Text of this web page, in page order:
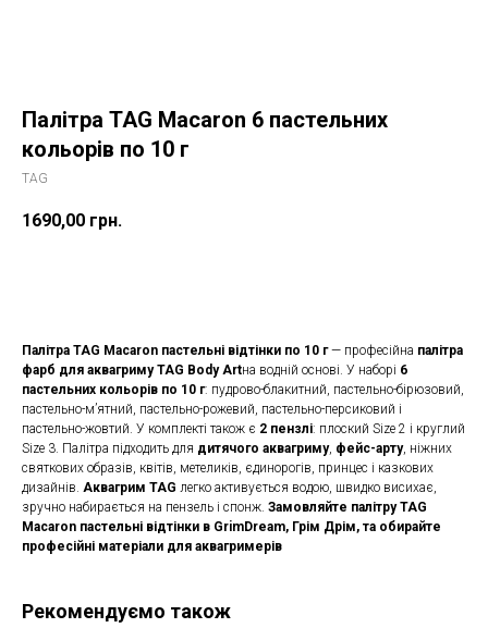
Палітра TAG Macaron 6 пастельних
кольорів по 10 г
TAG
1690,00 грн.
Палітра TAG Macaron пастельні відтінки по 10 г— професійна палітра
фарб для аквагриму TAG Body Artна водній основі. У наборі 6
пастельних кольорів по 10 г: пудрово-блакитний, пастельно-бірюзовий,
пастельно-м’ятний, пастельно-рожевий, пастельно-персиковий і
пастельно-жовтий. У комплекті також є 2 пензлі: плоский Size 2 і круглий
Size 3. Палітра підходить для дитячого аквагриму, фейс-арту, ніжних
святкових образів, квітів, метеликів, єдинорогів, принцес і казкових
дизайнів. Аквагрим TAG легко активується водою, швидко висихає,
зручно набирається на пензель і спонж. Замовляйте палітру TAG
Macaron пастельні відтінки в GrimDream, Грім Дрім, та обирайте
професійні матеріали для аквагримерів
Рекомендуємо також